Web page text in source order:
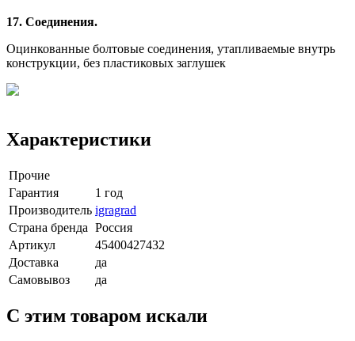
17. Соединения.
Оцинкованные болтовые соединения, утапливаемые внутрь
конструкции, без пластиковых заглушек
Характеристики
Прочие
Гарантия
1 год
Производитель igragrad
Страна бренда Россия
Артикул
45400427432
Доставка
да
Самовывоз
да
C этим товаром искали